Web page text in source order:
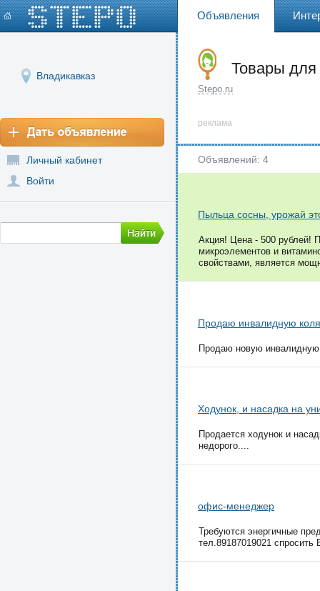
Объявления
Владикавказ
Личный кабинет
Войти
Товары для
Stepo.ru
реклама
Объявлений: 4
Пыльца сосны, урожай
Акция! Цена - 500 рублей!
микроэлементов и
свойствами, является
Продаю инвалидную
Продаю новую инвалидную
Ходунок, и насадка на
Продается ходунок и
недорого....
офис-менеджер
Требуются энергичные
тел.89187019021